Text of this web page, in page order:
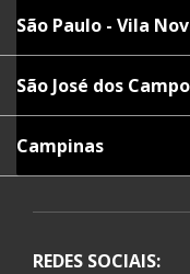
São Paulo - Vila
São José dos
Campinas
REDES SOCIAIS: